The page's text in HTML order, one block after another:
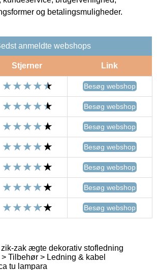
og betalingsmuligheder.
anmeldte webshops
Stjerner Link
Besøg webshop
Besøg webshop
Besøg webshop
Besøg webshop
Besøg webshop
Besøg webshop
Besøg webshop
zak ægte dekorativ stofledning
> Tilbehør > Ledning & kabel
tu lampara